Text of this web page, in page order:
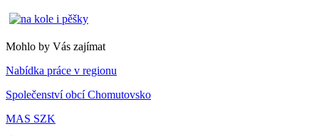
Mohlo by Vás zajímat
Nabídka práce v regionu
Společenství obcí Chomutovsko
MAS SZK